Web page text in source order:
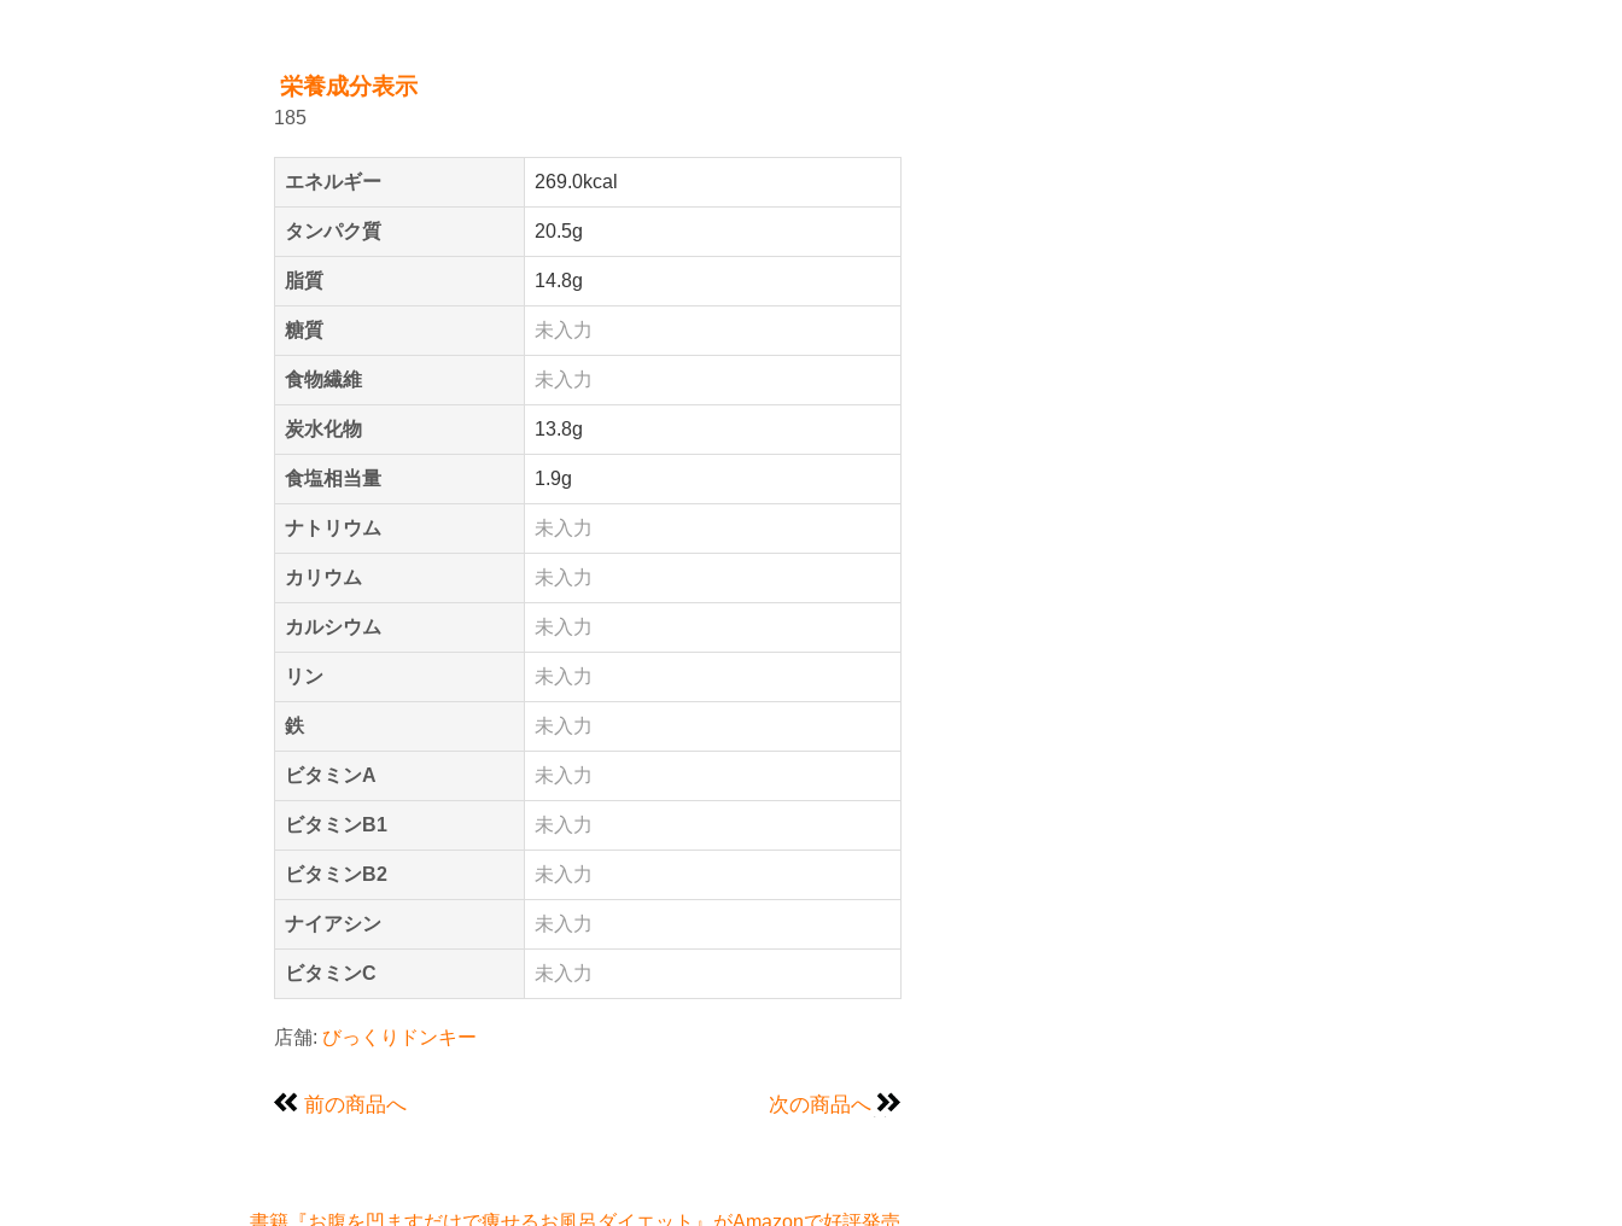
栄養成分表示
185
エネルギー 269.0kcal
タンパク質 20.5g
脂質 14.8g
糖質 未入力
食物繊維 未入力
炭水化物 13.8g
食塩相当量 1.9g
ナトリウム 未入力
カリウム 未入力
カルシウム 未入力
リン 未入力
鉄 未入力
ビタミンA 未入力
ビタミンB1 未入力
ビタミンB2 未入力
ナイアシン 未入力
ビタミンC 未入力
店舗: びっくりドンキー
前の商品へ 次の商品へ
書籍『お腹を凹ますだけで痩せるお風呂ダイエット』がAmazonで好評発売